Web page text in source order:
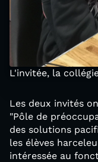
L'invitée, la
Les deux invités
"Pôle de
des solutions
les élèves
intéressée au